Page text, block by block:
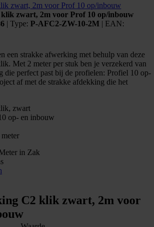
zwart, 2m voor Prof 10 op/inbouw
zwart, 2m voor Prof 10 op/inbouw
| Type: P-AFC2-ZW-10-2M | EAN:
een strakke afwerking met behulp van deze
Met 2 meter per stuk ben je verzekerd van
die perfect past bij de profielen: Profiel 10 op-
af met de strakke afdekking die het
zwart
op- en inbouw
in Zak
C2 klik zwart, 2m voor